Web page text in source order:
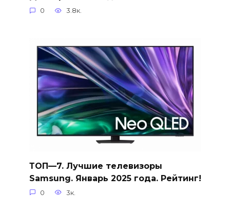
0 3.8к.
ТОП—7. Лучшие телевизоры
Samsung. Январь 2025 года. Рейтинг!
0 3к.